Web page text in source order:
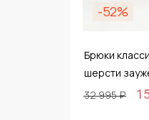
-52%
Брюки
шерсти
32 995 ₽